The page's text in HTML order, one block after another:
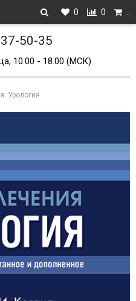
0 0
50-35
10.00 - 18.00 (МСК)
Урология